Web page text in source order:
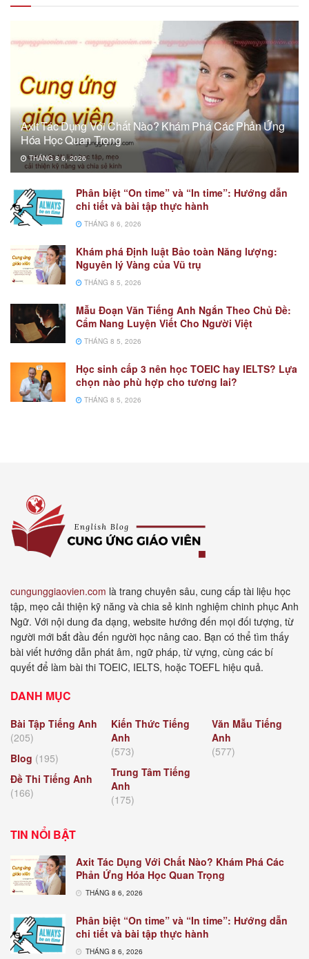
Axit Tác Dụng Với Chất Nào? Khám Phá Các Phản Ứng
Hóa Học Quan Trọng
THÁNG 8 6, 2026
Phân biệt “On time” và “In time”: Hướng dẫn
chi tiết và bài tập thực hành
THÁNG 8 6, 2026
Khám phá Định luật Bảo toàn Năng lượng:
Nguyên lý Vàng của Vũ trụ
THÁNG 8 5, 2026
Mẫu Đoạn Văn Tiếng Anh Ngắn Theo Chủ Đề:
Cẩm Nang Luyện Viết Cho Người Việt
THÁNG 8 5, 2026
Học sinh cấp 3 nên học TOEIC hay IELTS? Lựa
chọn nào phù hợp cho tương lai?
THÁNG 8 5, 2026
cungunggiaovien.com là trang chuyên sâu, cung cấp tài liệu học
tập, mẹo cải thiện kỹ năng và chia sẻ kinh nghiệm chinh phục Anh
Ngữ. Với nội dung đa dạng, website hướng đến mọi đối tượng, từ
người mới bắt đầu đến người học nâng cao. Bạn có thể tìm thấy
bài viết hướng dẫn phát âm, ngữ pháp, từ vựng, cùng các bí
quyết để làm bài thi TOEIC, IELTS, hoặc TOEFL hiệu quả.
DANH MỤC
Bài Tập Tiếng Anh
(205)
Blog (195)
Đề Thi Tiếng Anh
(166)
Kiến Thức Tiếng
Anh
(573)
Trung Tâm Tiếng
Anh
(175)
Văn Mẫu Tiếng
Anh
(577)
TIN NỔI BẬT
Axit Tác Dụng Với Chất Nào? Khám Phá Các
Phản Ứng Hóa Học Quan Trọng
THÁNG 8 6, 2026
Phân biệt “On time” và “In time”: Hướng dẫn
chi tiết và bài tập thực hành
THÁNG 8 6, 2026